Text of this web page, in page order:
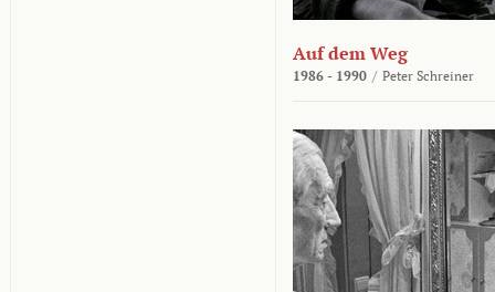
Auf dem Weg
1986 - 1990 / Peter Schreiner